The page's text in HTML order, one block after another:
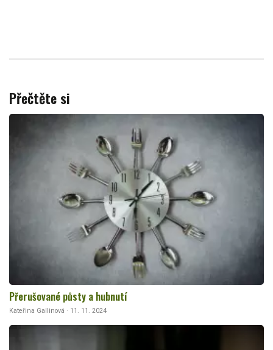
Přečtěte si
Přerušované půsty a hubnutí
Kateřina Gallinová · 11. 11. 2024